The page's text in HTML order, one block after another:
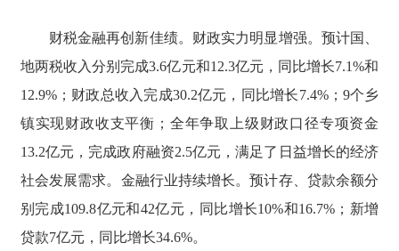
财税金融再创新佳绩。财政实力明显增强。预计国、
地两税收入分别完成3.6亿元和12.3亿元，同比增长7.1%和
12.9%；财政总收入完成30.2亿元，同比增长7.4%；9个乡
镇实现财政收支平衡；全年争取上级财政口径专项资金
13.2亿元，完成政府融资2.5亿元，满足了日益增长的经济
社会发展需求。金融行业持续增长。预计存、贷款余额分
别完成109.8亿元和42亿元，同比增长10%和16.7%；新增
贷款7亿元，同比增长34.6%。